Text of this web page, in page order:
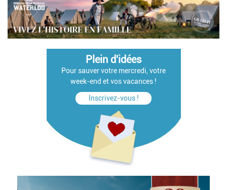
Plein d'idées
Pour sauver votre mercredi, votre
week-end et vos vacances !
Inscrivez-vous !